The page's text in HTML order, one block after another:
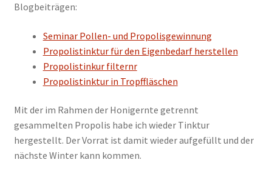
Blogbeiträgen:
Seminar Pollen- und Propolisgewinnung
Propolistinktur für den Eigenbedarf herstellen
Propolistinkur filternr
Propolistinktur in Tropffläschen
Mit der im Rahmen der Honigernte getrennt
gesammelten Propolis habe ich wieder Tinktur
hergestellt. Der Vorrat ist damit wieder aufgefüllt und der
nächste Winter kann kommen.